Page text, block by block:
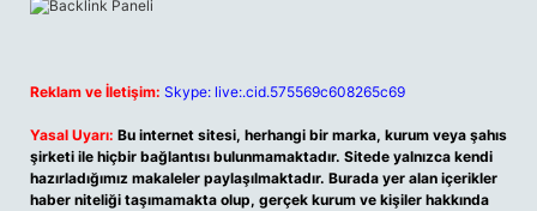
Reklam ve İletişim: Skype: live:.cid.575569c608265c69
Yasal Uyarı: Bu internet sitesi, herhangi bir marka, kurum veya şahıs
şirketi ile hiçbir bağlantısı bulunmamaktadır. Sitede yalnızca kendi
hazırladığımız makaleler paylaşılmaktadır. Burada yer alan içerikler
haber niteliği taşımamakta olup, gerçek kurum ve kişiler hakkında